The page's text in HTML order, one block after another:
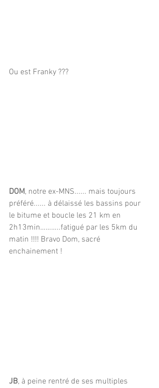
Ou est Franky ???
DOM, notre ex-MNS...... mais toujours
préféré...... à délaissé les bassins pour
le bitume et boucle les 21 km en
2h13min………..fatigué par les 5km du
matin !!!! Bravo Dom, sacré
enchainement !
JB, à peine rentré de ses multiples